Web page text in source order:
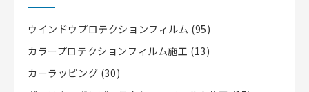
ウインドウプロテクションフィルム (95)
カラープロテクションフィルム施工 (13)
カーラッピング (30)